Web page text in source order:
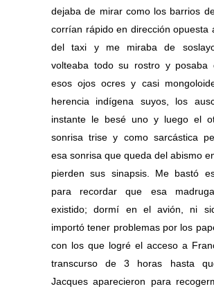
dejaba de mirar como los barrios
corrían rápido en dirección opuesta
del taxi y me miraba de
volteaba todo su rostro y posaba
esos ojos ocres y casi
herencia indígena suyos, los
instante le besé uno y luego el
sonrisa trise y como sarcástica
esa sonrisa que queda del abismo
pierden sus sinapsis. Me bastó
para recordar que esa
existido; dormí en el avión, ni
importó tener problemas por los
con los que logré el acceso a
transcurso de 3 horas hasta
Jacques aparecieron para